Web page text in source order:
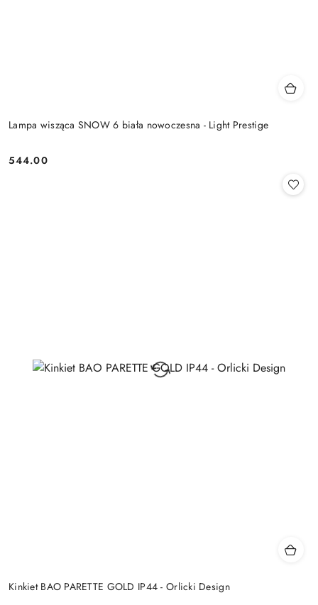
Lampa wisząca SNOW 6 biała nowoczesna - Light Prestige
Cena:
544.00
Kinkiet BAO PARETTE GOLD IP44 - Orlicki Design